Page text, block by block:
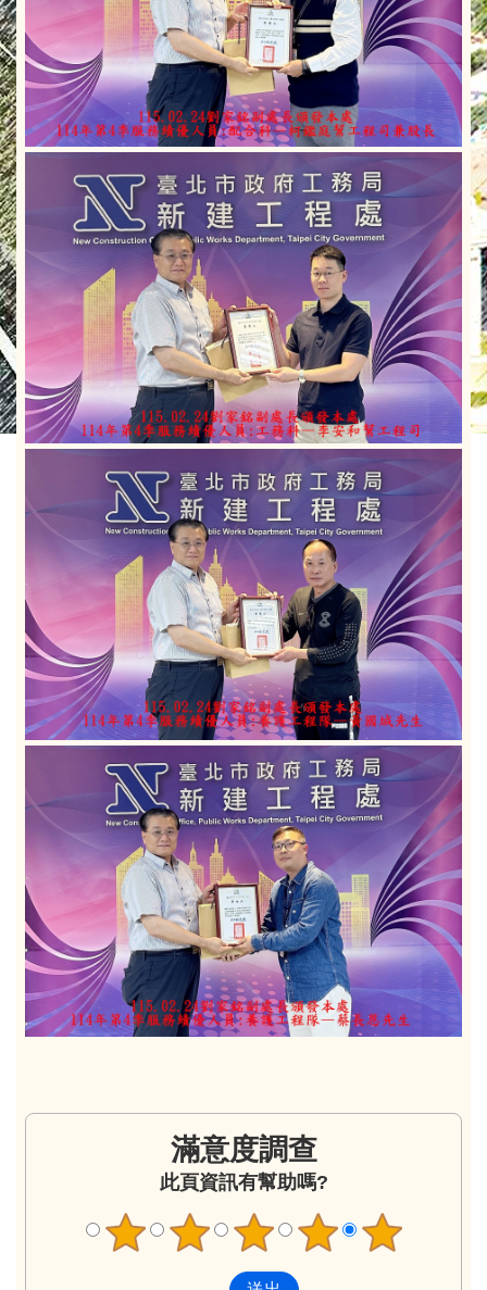
滿意度調查
此頁資訊有幫助嗎?